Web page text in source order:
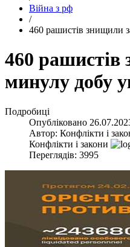
Війна з рф
/
​460 рашистів знищили
​460 рашистів
минулу добу
Подробиці
Опубліковано
Автор: Конфлікти і
Конфлікти і закони
Переглядів: 3995